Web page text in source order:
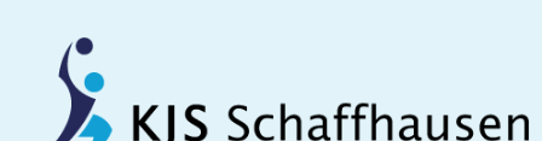
Schaffhausen